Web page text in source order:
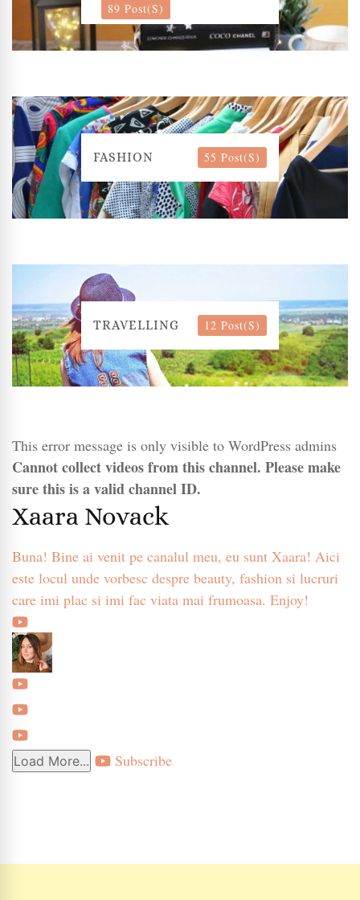
89 Post(s)
FASHION 55 Post(s)
TRAVELLING 12 Post(s)
This error message is only visible to WordPress admins
Cannot collect videos from this channel. Please make
sure this is a valid channel ID.
Xaara Novack
Buna! Bine ai venit pe canalul meu, eu sunt Xaara! Aici
este locul unde vorbesc despre beauty, fashion si lucruri
care imi plac si imi fac viata mai frumoasa. Enjoy!
Load More... Subscribe